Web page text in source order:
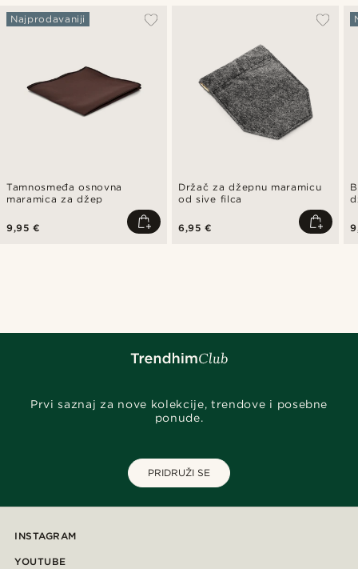
Tamnosmeđa osnovna
maramica za džep
Najprodavaniji
9,95 €
Držač za džepnu maramicu
od sive filca
6,95 €
Prvi saznaj za nove kolekcije, trendove i posebne
ponude.
PRIDRUŽI SE
INSTAGRAM
YOUTUBE